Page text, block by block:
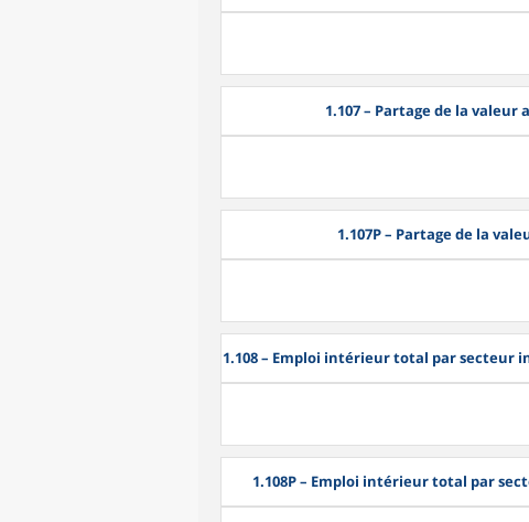
1.107– Partage de la valeur
1.107P– Partage de la
1.108– Emploi intérieur total par secteur
1.108P– Emploi intérieur total par